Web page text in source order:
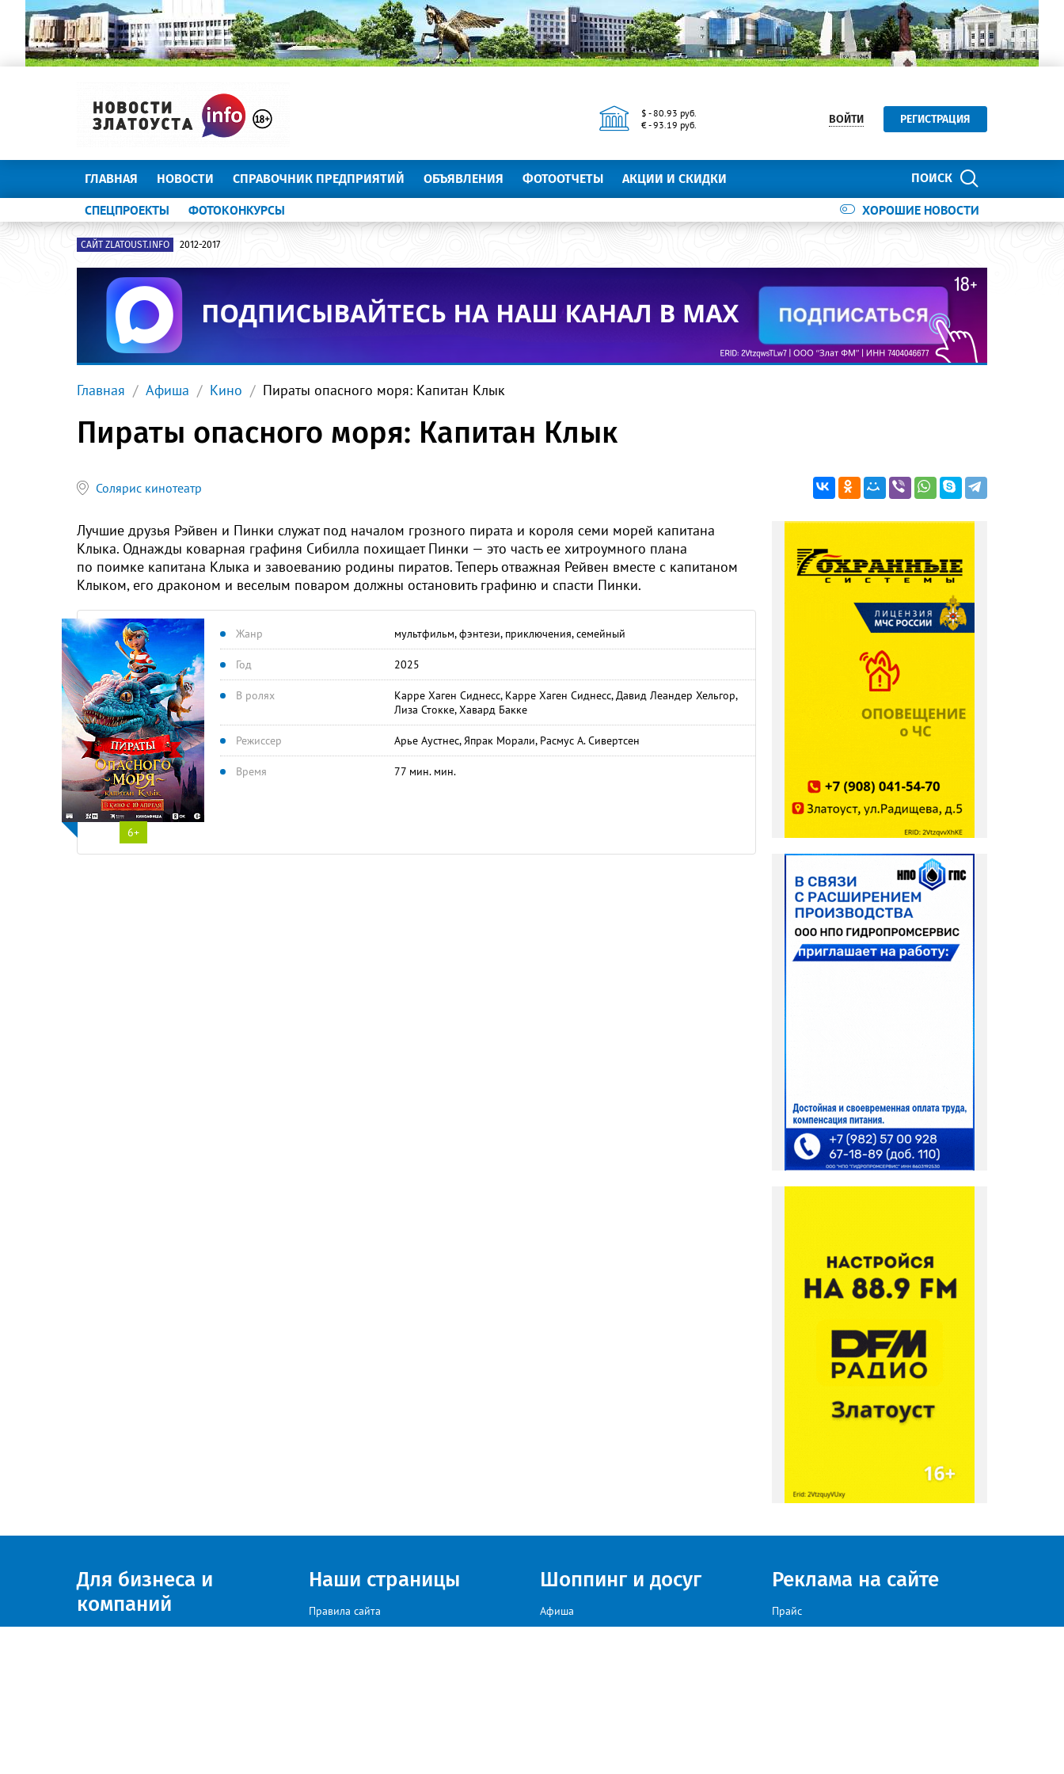
$ - 80.93 руб.
€ - 93.19 руб.
ВОЙТИ РЕГИСТРАЦИЯ
ПОИСК
ГЛАВНАЯ НОВОСТИ СПРАВОЧНИК ПРЕДПРИЯТИЙ ОБЪЯВЛЕНИЯ ФОТООТЧЕТЫ АКЦИИ И СКИДКИ
ХОРОШИЕ НОВОСТИ
СПЕЦПРОЕКТЫ ФОТОКОНКУРСЫ
САЙТ ZLATOUST.INFO 2012-2017
Главная Афиша Кино Пираты опасного моря: Капитан Клык
Пираты опасного моря: Капитан Клык
Солярис кинотеатр
Лучшие друзья Рэйвен и Пинки служат под началом грозного пирата и короля семи морей капитана
Клыка. Однажды коварная графиня Сибилла похищает Пинки — это часть ее хитроумного плана
по поимке капитана Клыка и завоеванию родины пиратов. Теперь отважная Рейвен вместе с капитаном
Клыком, его драконом и веселым поваром должны остановить графиню и спасти Пинки.
6+
Жанр мультфильм, фэнтези, приключения, семейный
Год 2025
В ролях
Карре Хаген Сиднесс, Карре Хаген Сиднесс, Давид Леандер Хельгор,
Лиза Стокке, Хавард Бакке
Режиссер Арье Аустнес, Япрак Морали, Расмус А. Сивертсен
Время 77 мин. мин.
Для бизнеса и
компаний
Наши страницы
Правила сайта
Шоппинг и досуг
Афиша
Реклама на сайте
Прайс